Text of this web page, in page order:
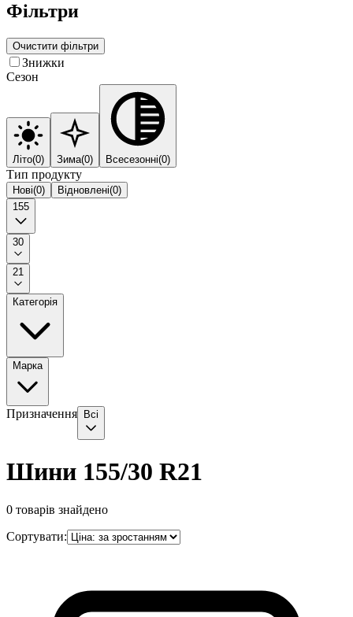
Фільтри
Очистити фільтри
Знижки
Сезон
Літо(0) Зима(0) Всесезонні(0)
Тип продукту
Нові(0) Відновлені(0)
155
30
21
Категорія
Марка
Призначення Всі
Шини 155/30 R21
0 товарів знайдено
Сортувати: